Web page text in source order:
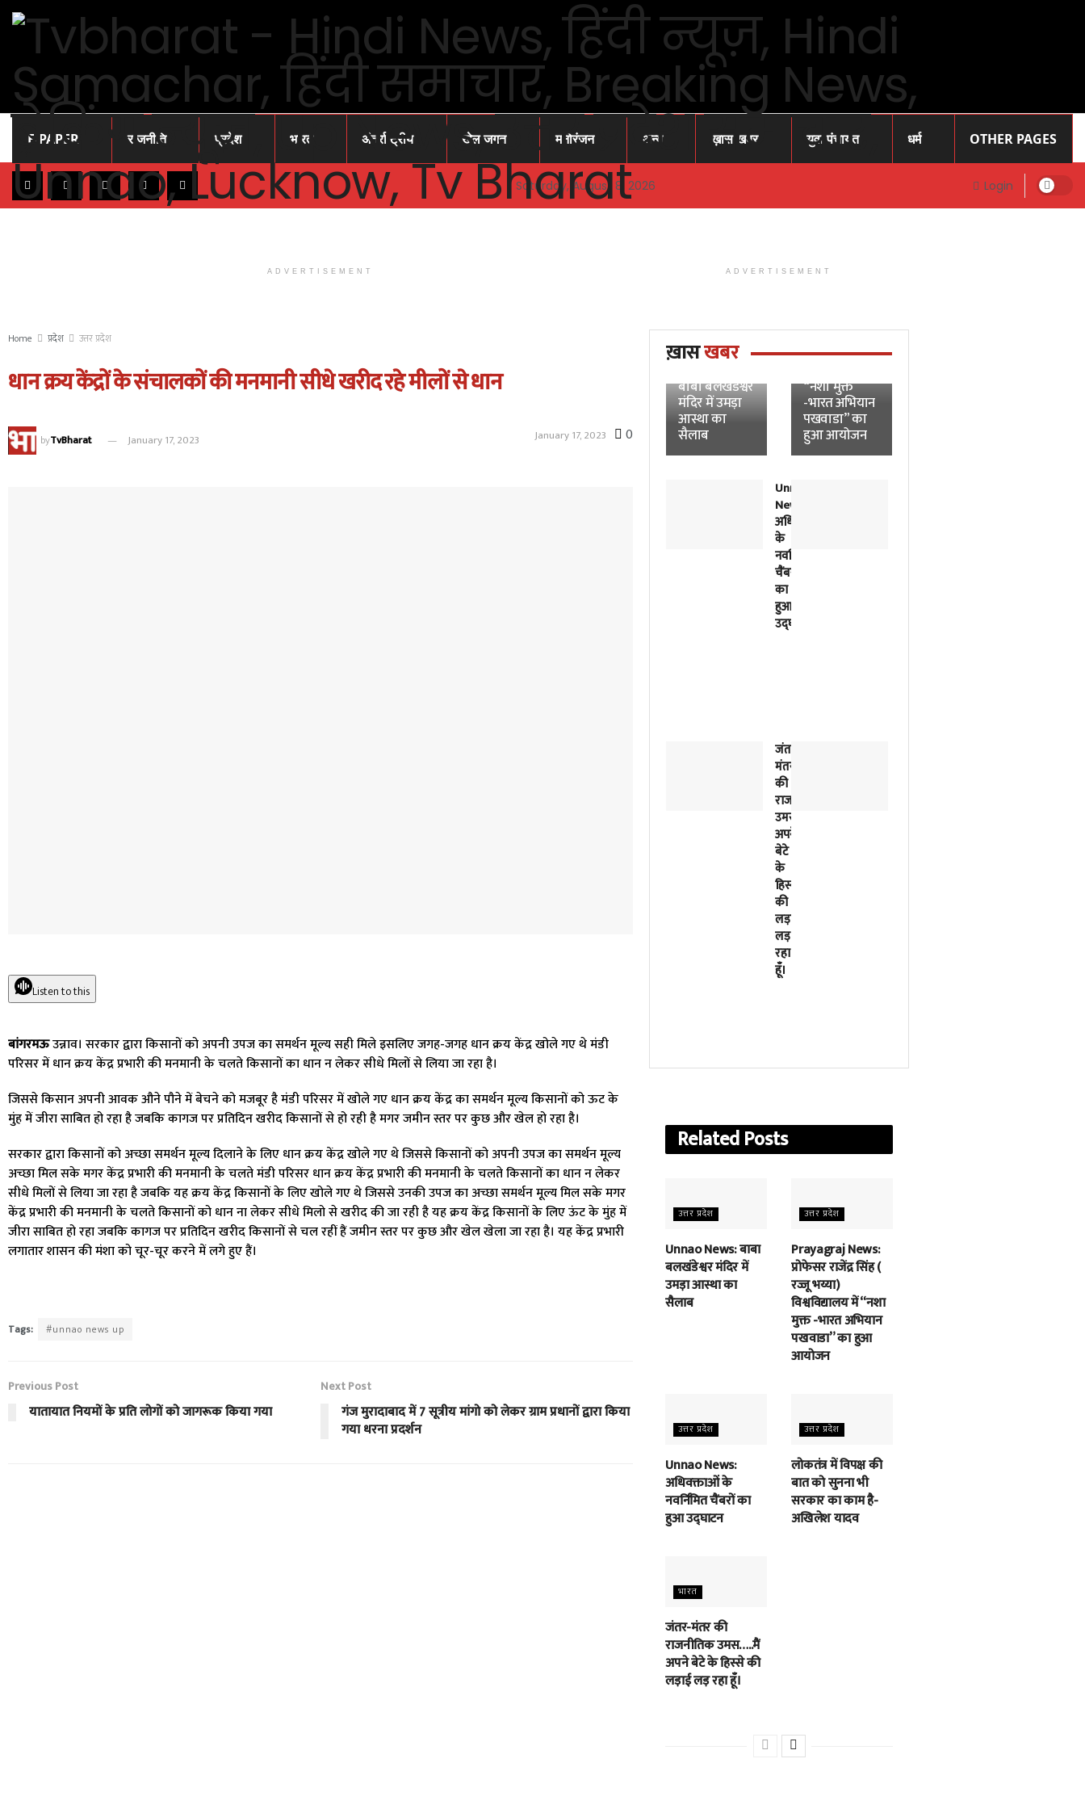
E-PAPER राजनीति प्रदेश भारत अंतर्राष्ट्रीय खेल जगत मनोरंजन अन्य ख़ास खबर युवा पंचायत धर्म OTHER PAGES
Saturday, August 8, 2026 Login
ADVERTISEMENT
Home प्रदेश उत्तर प्रदेश
धान क्रय केंद्रों के संचालकों की मनमानी सीधे खरीद रहे मीलों से धान
byTvBharat January 17, 2023 January 17, 2023 0
Listen to this
बांगरमऊउन्नाव। सरकार द्वारा किसानों को अपनी उपज का समर्थन मूल्य सही मिले इसलिए जगह-जगह धान क्रय केंद्र खोले गए थे मंडी
परिसर में धान क्रय केंद्र प्रभारी की मनमानी के चलते किसानों का धान न लेकर सीधे मिलों से लिया जा रहा है।
जिससे किसान अपनी आवक औने पौने में बेचने को मजबूर है मंडी परिसर में खोले गए धान क्रय केंद्र का समर्थन मूल्य किसानों को ऊट के
मुंह में जीरा साबित हो रहा है जबकि कागज पर प्रतिदिन खरीद किसानों से हो रही है मगर जमीन स्तर पर कुछ और खेल हो रहा है।
सरकार द्वारा किसानों को अच्छा समर्थन मूल्य दिलाने के लिए धान क्रय केंद्र खोले गए थे जिससे किसानों को अपनी उपज का समर्थन मूल्य
अच्छा मिल सके मगर केंद्र प्रभारी की मनमानी के चलते मंडी परिसर धान क्रय केंद्र प्रभारी की मनमानी के चलते किसानों का धान न लेकर
सीधे मिलों से लिया जा रहा है जबकि यह क्रय केंद्र किसानों के लिए खोले गए थे जिससे उनकी उपज का अच्छा समर्थन मूल्य मिल सके मगर
केंद्र प्रभारी की मनमानी के चलते किसानों को धान ना लेकर सीधे मिलो से खरीद की जा रही है यह क्रय केंद्र किसानों के लिए ऊंट के मुंह में
जीरा साबित हो रहा जबकि कागज पर प्रतिदिन खरीद किसानों से चल रहीं हैं जमीन स्तर पर कुछ और खेल खेला जा रहा है। यह केंद्र प्रभारी
लगातार शासन की मंशा को चूर-चूर करने में लगे हुए हैं।
Tags: #unnao news up
Previous Post
यातायात नियमों के प्रति लोगों को जागरूक किया गया
Next Post
गंज मुरादाबाद में 7 सूत्रीय मांगो को लेकर ग्राम प्रधानों द्वारा किया
गया धरना प्रदर्शन
ADVERTISEMENT
ख़ासखबर
बाबा बलखंडेश्वर
मंदिर में उमड़ा
आस्था का
सैलाब
रज्जू भय्या)
“नशा मुक्त
-भारत अभियान
पखवाडा” का
हुआ आयोजन
Unnao
News:
अधिवक्ताओं
के
नवर्निमित
चैंबरों
का
हुआ
उद्घाटन
जंतर-
मंतर
की
राजनीतिक
उमस…..मैं
अपने
बेटे
के
हिस्से
की
लड़ाई
लड़
रहा
हूँ।
RelatedPosts
उत्तर प्रदेश
Unnao News: बाबा
बलखंडेश्वर मंदिर में
उमड़ा आस्था का
सैलाब
उत्तर प्रदेश
Prayagraj News:
प्रोफेसर राजेंद्र सिंह (
रज्जू भय्या)
विश्वविद्यालय में “नशा
मुक्त -भारत अभियान
पखवाडा” का हुआ
आयोजन
उत्तर प्रदेश
Unnao News:
अधिवक्ताओं के
नवर्निमित चैंबरों का
हुआ उद्घाटन
उत्तर प्रदेश
लोकतंत्र में विपक्ष की
बात को सुनना भी
सरकार का काम है-
अखिलेश यादव
भारत
जंतर-मंतर की
राजनीतिक उमस…..मैं
अपने बेटे के हिस्से की
लड़ाई लड़ रहा हूँ।